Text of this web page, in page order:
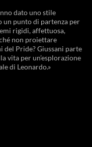
dato uno stile
punto di partenza per
rigidi, affettuosa,
non proiettare
Pride? Giussani parte
vita per un’esplorazione
di Leonardo.»